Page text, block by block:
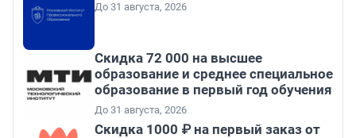
До 31 августа, 2026
Скидка 72 000 на высшее
образование и среднее специальное
образование в первый год обучения
До 31 августа, 2026
Скидка 1000 ₽ на первый заказ от